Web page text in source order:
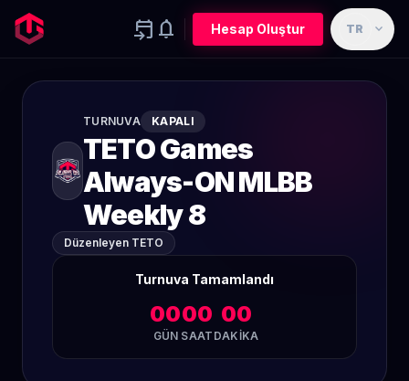
event_upcoming notifications Hesap Oluştur TR expand_more
TURNUVA KAPALI
TETO Games
Always-ON MLBB
Weekly 8
Düzenleyen TETO
Turnuva Tamamlandı
00
GÜN
00
SAAT
00
DAKIKA